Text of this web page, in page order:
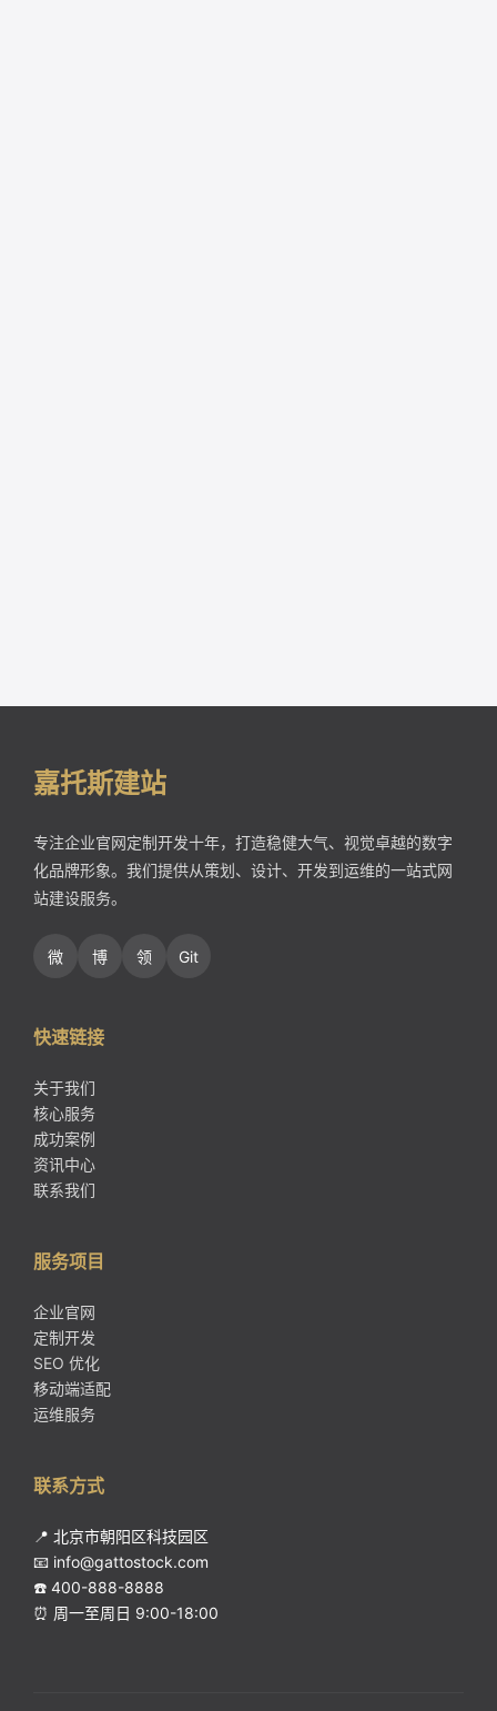
嘉托斯建站
专注企业官网定制开发十年，打造稳健大气、视觉卓越的数字
化品牌形象。我们提供从策划、设计、开发到运维的一站式网
站建设服务。
微 博 领 Git
快速链接
关于我们
核心服务
成功案例
资讯中心
联系我们
服务项目
企业官网
定制开发
SEO 优化
移动端适配
运维服务
联系方式
📍 北京市朝阳区科技园区
📧 info@gattostock.com
☎️ 400-888-8888
⏰ 周一至周日 9:00-18:00